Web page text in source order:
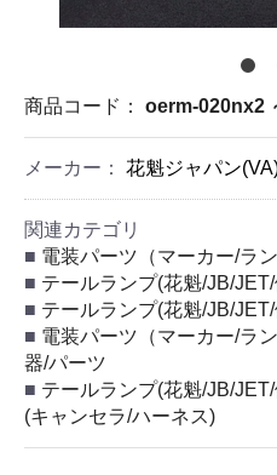
商品コード： oerm-020nx2
メーカー： 花魁ジャパン
関連カテゴリ
電装パーツ（マーカー/ラ
テールランプ(花魁/JB/
テールランプ(花魁/JB/
電装パーツ（マーカー/ラ
器/パーツ
テールランプ(花魁/JB/
(キャンセラ/ハーネス)